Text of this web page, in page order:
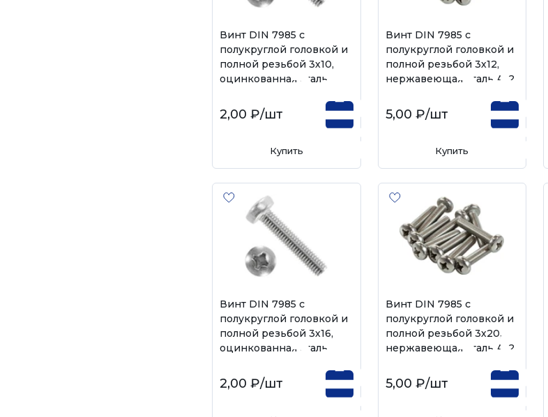
Винт DIN 7985 с
полукруглой головкой и
полной резьбой 3х10,
оцинкованная сталь
2,00 ₽/шт
Купить
Винт DIN 7985 с
полукруглой головкой и
полной резьбой 3х12,
нержавеющая сталь А-2
5,00 ₽/шт
Купить
Винт DIN 7985 с
полукруглой головкой и
полной резьбой 3х16,
оцинкованная сталь
2,00 ₽/шт
Винт DIN 7985 с
полукруглой головкой и
полной резьбой 3х20,
нержавеющая сталь А-2
5,00 ₽/шт